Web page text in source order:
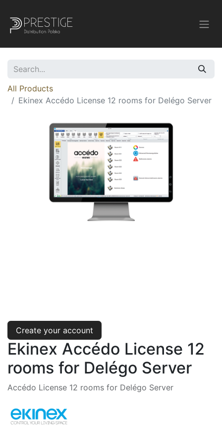
All Products
Ekinex Accédo License 12 rooms for Delégo Server
Create your account
Ekinex Accédo License 12
rooms for Delégo Server
Accédo License 12 rooms for Delégo Server